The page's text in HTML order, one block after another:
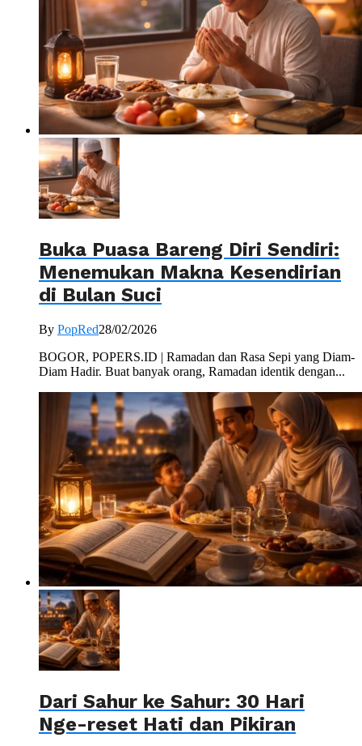
Buka Puasa Bareng Diri Sendiri:
Menemukan Makna Kesendirian
di Bulan Suci
By PopRed28/02/2026
BOGOR, POPERS.ID | Ramadan dan Rasa Sepi yang Diam-
Diam Hadir. Buat banyak orang, Ramadan identik dengan...
Dari Sahur ke Sahur: 30 Hari
Nge-reset Hati dan Pikiran